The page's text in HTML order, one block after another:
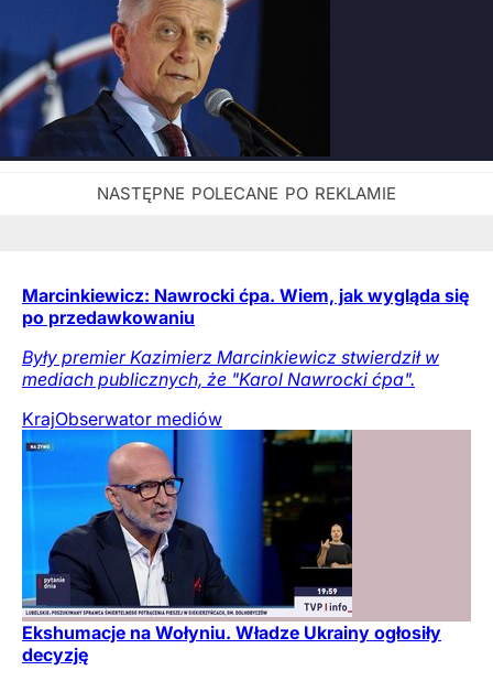
Marcinkiewicz: Nawrocki ćpa. Wiem, jak wygląda się
po przedawkowaniu
Były premier Kazimierz Marcinkiewicz stwierdził w
mediach publicznych, że "Karol Nawrocki ćpa".
KrajObserwator mediów
Ekshumacje na Wołyniu. Władze Ukrainy ogłosiły
decyzję